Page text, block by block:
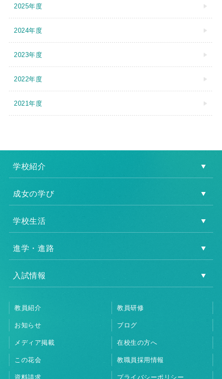
2025年度
2024年度
2023年度
2022年度
2021年度
学校紹介
成女の学び
学校生活
進学・進路
入試情報
教員紹介 教員研修
お知らせ ブログ
メディア掲載 在校生の方へ
この花会 教職員採用情報
資料請求 プライバシーポリシー